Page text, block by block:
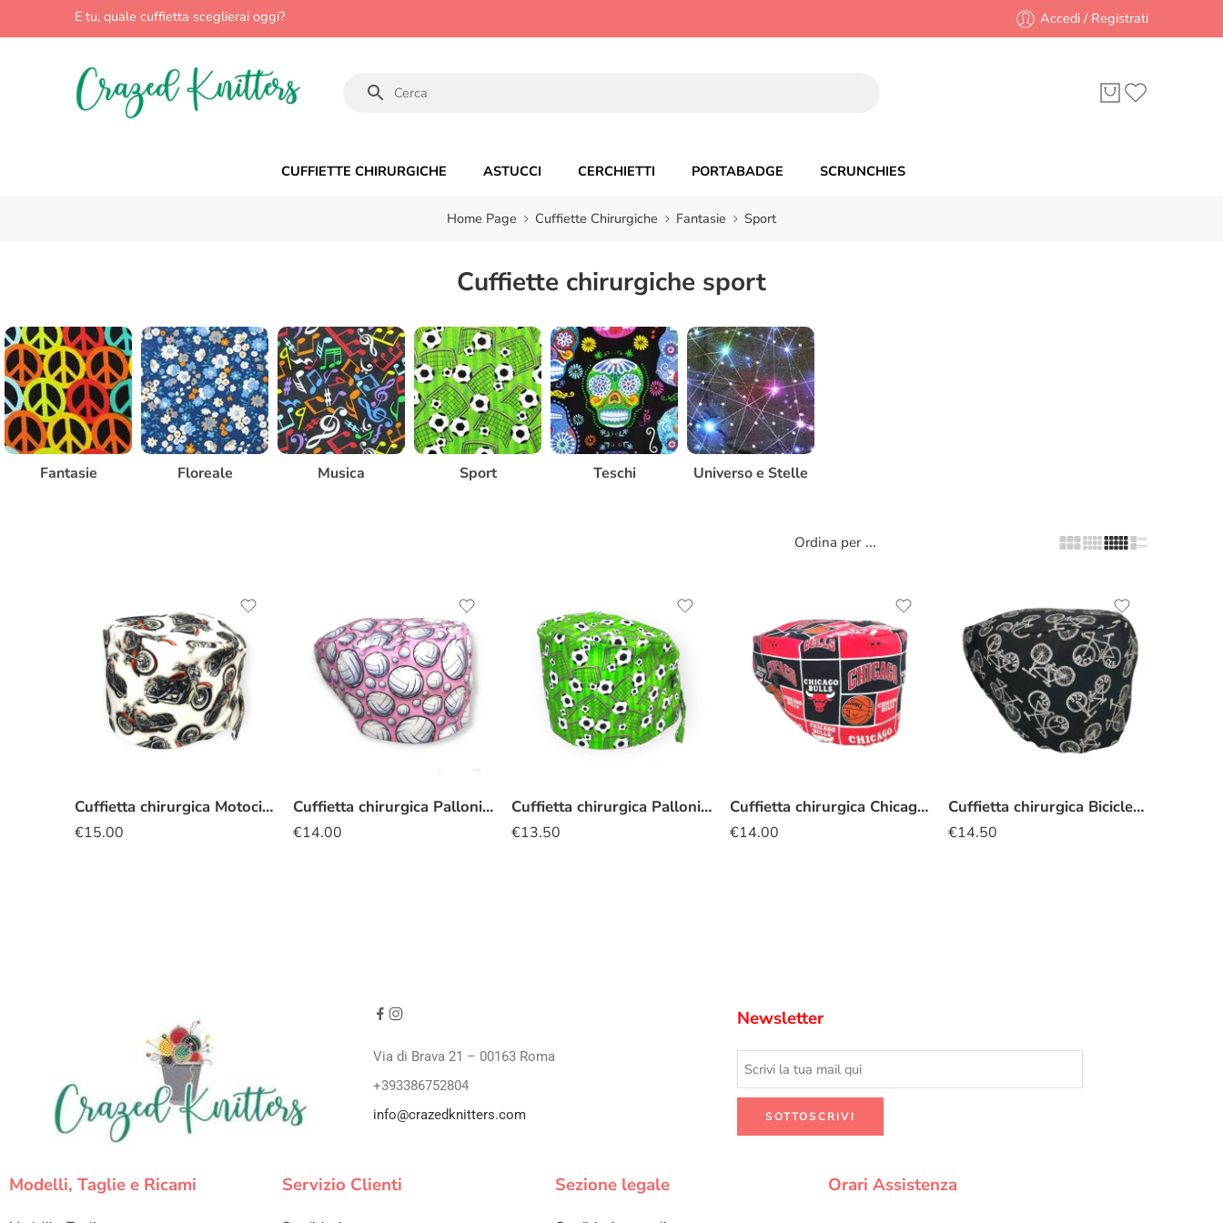
E tu, quale cuffietta sceglierai oggi? Accedi / Registrati
CUFFIETTE CHIRURGICHE ASTUCCI CERCHIETTI PORTABADGE SCRUNCHIES
Home Page Cuffiette Chirurgiche Fantasie Sport
Cuffiette chirurgiche sport
Fantasie Floreale Musica Sport Teschi Universo e Stelle
Ordina per ...
Cuffietta chirurgica Motociclette
€15.00
Cuffietta chirurgica Palloni pallavolo
€14.00
Cuffietta chirurgica Palloni calcio
€13.50
Cuffietta chirurgica Chicago Bulls
€14.00
Cuffietta chirurgica Biciclette
€14.50
Via di Brava 21 – 00163 Roma
+393386752804
info@crazedknitters.com
Newsletter
Modelli, Taglie e Ricami Servizio Clienti Sezione legale Orari Assistenza